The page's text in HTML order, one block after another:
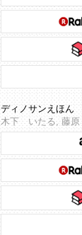
ディノサンえほん
木下 いたる, 藤